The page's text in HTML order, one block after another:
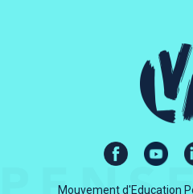
Mouvement d'Education